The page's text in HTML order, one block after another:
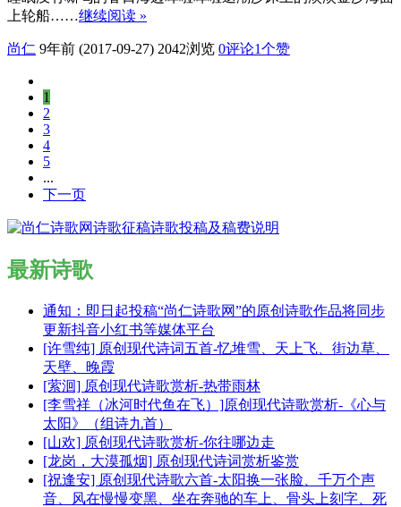
上轮船……继续阅读 »
尚仁 9年前 (2017-09-27) 2042浏览 0评论1个赞
1
2
3
4
5
...
下一页
最新诗歌
通知：即日起投稿“尚仁诗歌网”的原创诗歌作品将同步
更新抖音小红书等媒体平台
[许雪纯] 原创现代诗词五首-忆堆雪、天上飞、街边草、
天壁、晚霞
[萦洄] 原创现代诗歌赏析-热带雨林
[李雪祥（冰河时代鱼在飞）]原创现代诗歌赏析-《心与
太阳》（组诗九首）
[山欢] 原创现代诗歌赏析-你往哪边走
[龙岗，大漠孤烟] 原创现代诗词赏析鉴赏
[祝逢安] 原创现代诗歌六首-太阳换一张脸、千万个声
音、风在慢慢变黑、坐在奔驰的车上、骨头上刻字、死